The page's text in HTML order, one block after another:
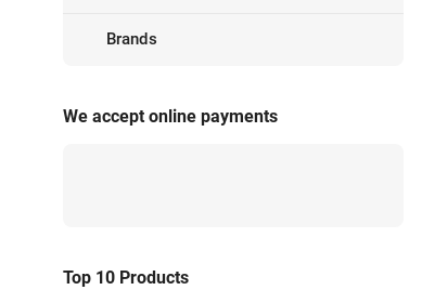
Brands
We accept online payments
Top 10 Products